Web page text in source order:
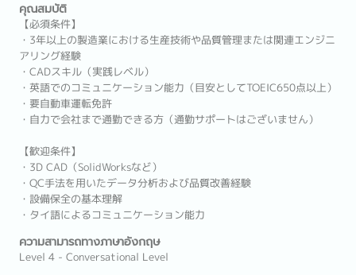
คุณสมบัติ
【必須条件】
・3年以上の製造業における生産技術や品質管理または関連エンジニ
アリング経験
・CADスキル（実践レベル）
・英語でのコミュニケーション能力（目安としてTOEIC650点以上）
・要自動車運転免許
・自力で会社まで通勤できる方（通勤サポートはございません）
【歓迎条件】
・3D CAD（SolidWorksなど）
・QC手法を用いたデータ分析および品質改善経験
・設備保全の基本理解
・タイ語によるコミュニケーション能力
ความสามารถทางภาษาอังกฤษ
Level 4 - Conversational Level